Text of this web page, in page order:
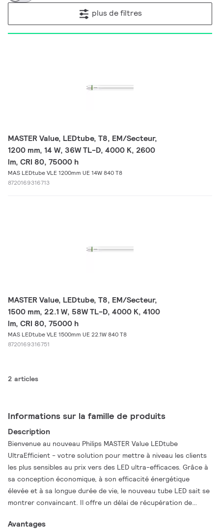
plus de filtres
MASTER Value, LEDtube, T8, EM/Secteur,
1200 mm, 14 W, 36W TL-D, 4000 K, 2600
lm, CRI 80, 75000 h
MAS LEDtube VLE 1200mm UE 14W 840 T8
8720169316713
MASTER Value, LEDtube, T8, EM/Secteur,
1500 mm, 22.1 W, 58W TL-D, 4000 K, 4100
lm, CRI 80, 75000 h
MAS LEDtube VLE 1500mm UE 22.1W 840 T8
8720169316751
2 articles
Informations sur la famille de produits
Description
Bienvenue au nouveau Philips MASTER Value LEDtube
UltraEfficient - votre solution pour mettre à niveau les clients
les plus sensibles au prix vers des LED ultra-efficaces. Grâce à
sa conception économique, à son efficacité énergétique
élevée et à sa longue durée de vie, le nouveau tube LED sait se
montrer convaincant. Il offre un délai de récupération de
tubes fluorescents.
Avantages